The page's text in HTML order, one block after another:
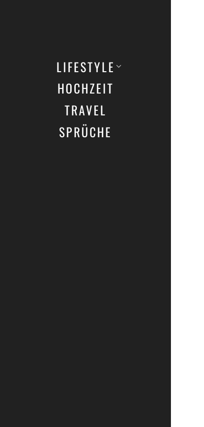
LIFESTYLE
HOCHZEIT
TRAVEL
SPRÜCHE